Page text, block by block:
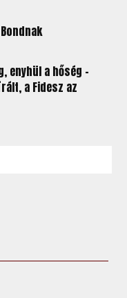
enyhül a hőség –
a Fidesz az